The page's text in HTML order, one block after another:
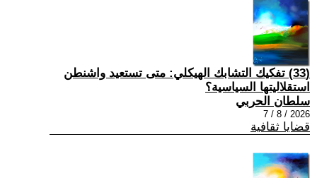
(33) تفكيك التشابك الهيكلي: متى تستعيد واشنطن
استقلاليتها السياسية؟
سلطان الحربي
2026 / 8 / 7
قضايا ثقافية